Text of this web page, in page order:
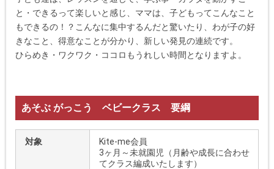
と・できるって楽しいと感じ、ママは、子どもってこんなこと
もできるの！？こんなに集中するんだと驚いたり、わが子の好
きなこと、得意なことが分かり、新しい発見の連続です。
ひらめき・ワクワク・ココロもうれしい時間となりますよ。
あそぶ がっこう ベビークラス 要綱
対象
Kite-me会員
3ヶ月～未就園児（月齢や成長に合わせ
てクラス編成いたします）